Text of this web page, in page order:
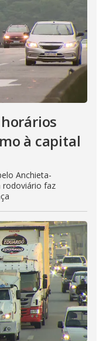
à capital
Anchieta-
rodoviário faz